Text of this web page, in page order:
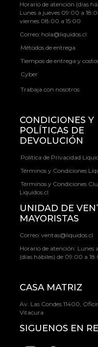
Horario de atención (días
Lunes a jueves 09:00 a
viernes 08:00 a 15:00
Correo: hola@liquidos.cl
Métodos de entrega
Tiempos de entrega y
Cyber
Trabaja con nosotros
CONDICIONES Y
POLÍTICAS DE
DEVOLUCIÓN
Política de Privacidad
Términos y Condiciones
Términos y Condiciones
Liquidos.cl
UNIDAD DE
MAYORISTAS
Correo: ventas@liquidos.cl
Horario de atención: Lunes
(días hábiles) de 09:00 a
CASA MATRIZ
Av. Las Condes 11400,
Vitacura
SIGUENOS EN